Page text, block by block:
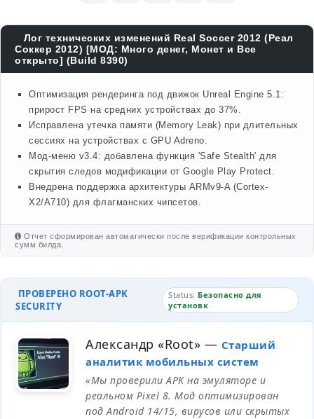
Лог технических изменений Real Soccer 2012 (Реал
Соккер 2012) [МОД: Много денег, Монет и Все
открыто] (Build 8390)
Оптимизация рендеринга под движок Unreal Engine 5.1:
прирост FPS на средних устройствах до 37%.
Исправлена утечка памяти (Memory Leak) при длительных
сессиях на устройствах с GPU Adreno.
Мод-меню v3.4: добавлена функция 'Safe Stealth' для
скрытия следов модификации от Google Play Protect.
Внедрена поддержка архитектуры ARMv9-A (Cortex-
X2/A710) для флагманских чипсетов.
Отчет сформирован автоматически после верификации контрольных
сумм билда.
ПРОВЕРЕНО ROOT-APK
SECURITY
Status: Безопасно для
установк
Александр «Root» — Старший
аналитик мобильных систем
«Мы проверили APK на эмуляторе и
реальном Pixel 8. Мод оптимизирован
под Android 14/15, вирусов или скрытых